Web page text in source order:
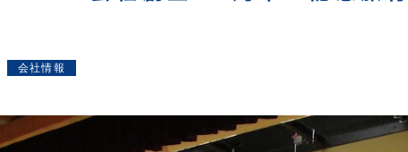
会社情報